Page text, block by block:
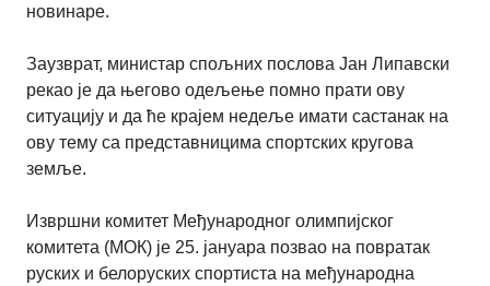
новинаре.
Заузврат, министар спољних послова Јан Липавски
рекао је да његово одељење помно прати ову
ситуацију и да ће крајем недеље имати састанак на
ову тему са представницима спортских кругова
земље.
Извршни комитет Међународног олимпијског
комитета (МОК) је 25. јануара позвао на повратак
руских и белоруских спортиста на међународна